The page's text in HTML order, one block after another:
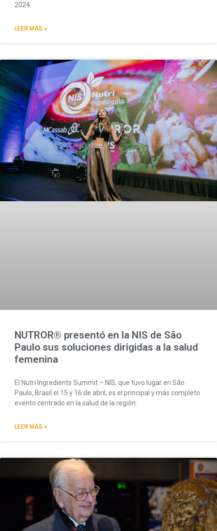
2024.
LEER MÁS »
NUTROR® presentó en la NIS de São
Paulo sus soluciones dirigidas a la salud
femenina
El Nutri Ingredients Summit – NIS, que tuvo lugar en São
Paulo, Brasil el 15 y 16 de abril, es el principal y más completo
evento centrado en la salud de la región.
LEER MÁS »